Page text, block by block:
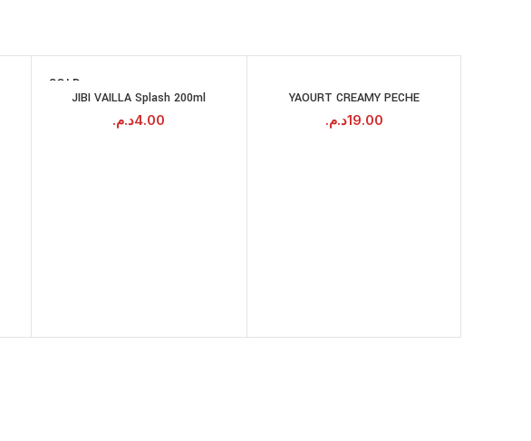
SOLD
OUT
LIRE LA SUITE
JIBI VAILLA Splash 200ml
4.00د.م.
AJOUTER AU
PANIER
YAOURT CREAMY PECHE
19.00د.م.